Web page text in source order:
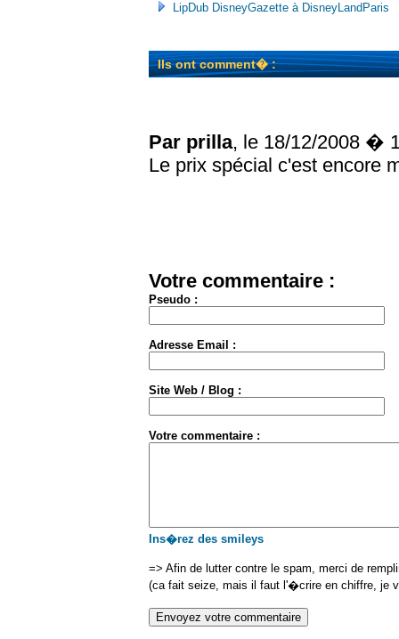
LipDub DisneyGazette à DisneyLandParis
Ils ont comment� :
Par prilla, le 18/12/2008 �
Le prix spécial c'est encore
Votre commentaire :
Pseudo :
Adresse Email :
Site Web / Blog :
Votre commentaire :
Ins�rez des smileys
=> Afin de lutter contre le spam, merci de
(ca fait seize, mais il faut l'�crire en chiffre, je